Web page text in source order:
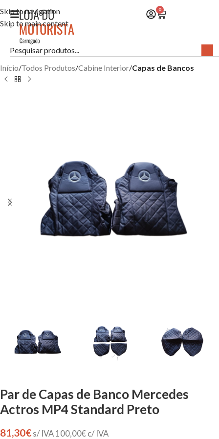
Skip to navigation
Skip to main content
0
Início Todos Produtos Cabine Interior Capas de Bancos
Par de Capas de Banco Mercedes
Actros MP4 Standard Preto
81,30€ s/ IVA 100,00€ c/ IVA